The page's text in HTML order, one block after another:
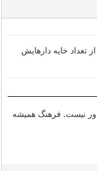
تعداد خایه دارهایش
نیست. فرهنگ همیشه